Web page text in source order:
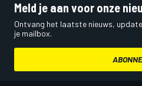
Meld je aan voor onze
Ontvang het laatste nieuws,
je mailbox.